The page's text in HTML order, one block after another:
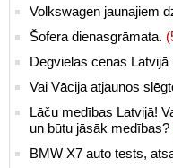
Volkswagen jaunajiem
Šofera dienasgrāmata.
Degvielas cenas Latvijā
Vai Vācija atjaunos
Lāču medības Latvijā!
un būtu jāsāk medības?
BMW X7 auto tests,